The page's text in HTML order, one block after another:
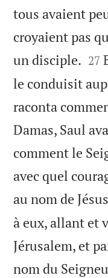
tous avaient
croyaient pas
un disciple. 

27
le conduisit
raconta
Damas, Saul
comment le
avec quel
au nom de
à eux, allant et
Jérusalem, et
nom du